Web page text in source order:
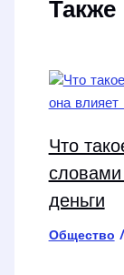
Также
Что
словами
деньги
Общество /